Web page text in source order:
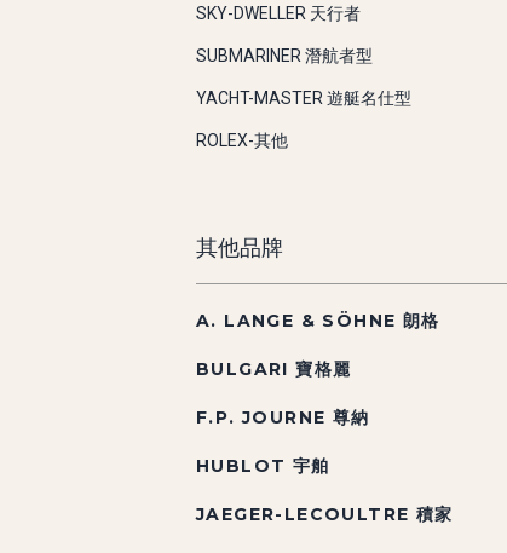
SKY-DWELLER 天行者
SUBMARINER 潛航者型
YACHT-MASTER 遊艇名仕型
ROLEX-其他
其他品牌
A. LANGE & SÖHNE 朗格
BULGARI 寶格麗
F.P. JOURNE 尊納
HUBLOT 宇舶
JAEGER-LECOULTRE 積家